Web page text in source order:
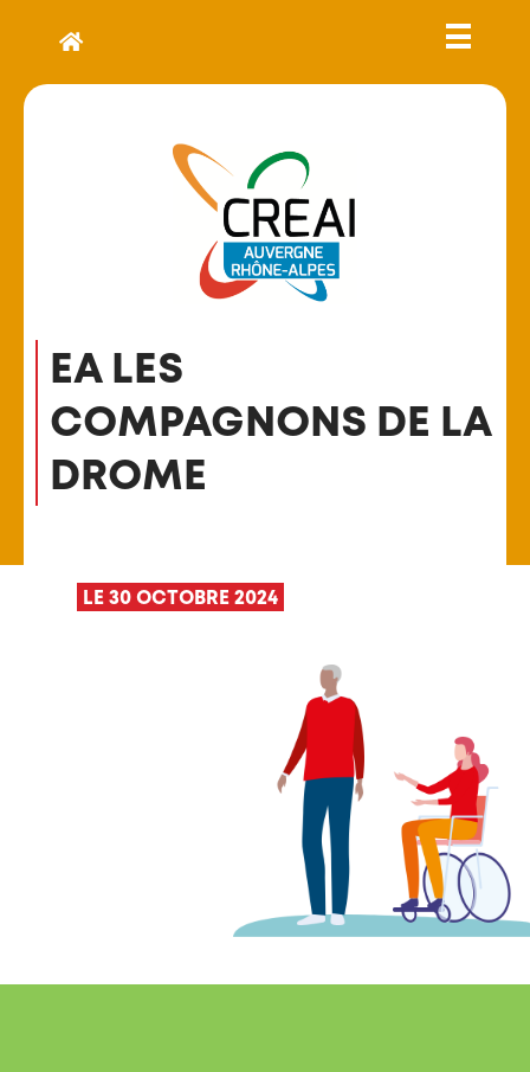
EA LES
COMPAGNONS DE LA
DROME
LE 30 OCTOBRE 2024